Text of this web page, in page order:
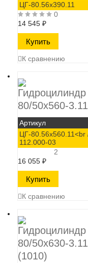
ЦГ-80.56х390.11
0
14 545 ₽
К сравнению
80/50х560-
Артикул
ЦГ-
112.000-03
2
16 055 ₽
К сравнению
80/50х630-3.11
(1010)